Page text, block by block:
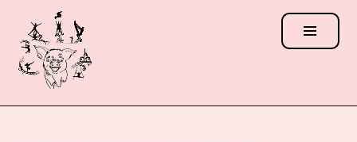
Inhalt
springen
ACROSCHWEINCHEN